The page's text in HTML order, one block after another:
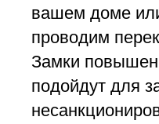
вашем доме
проводим
Замки
подойдут для